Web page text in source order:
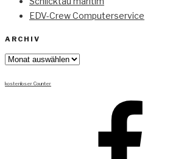
EDV-Crew Computerservice
ARCHIV
Archiv
kostenloser Counter